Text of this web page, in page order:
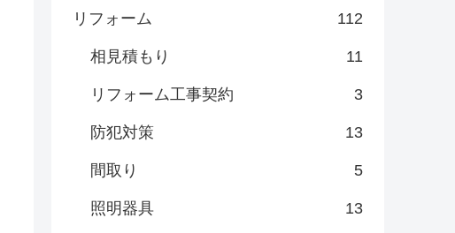
リフォーム 112
相見積もり 11
リフォーム工事契約 3
防犯対策 13
間取り 5
照明器具 13